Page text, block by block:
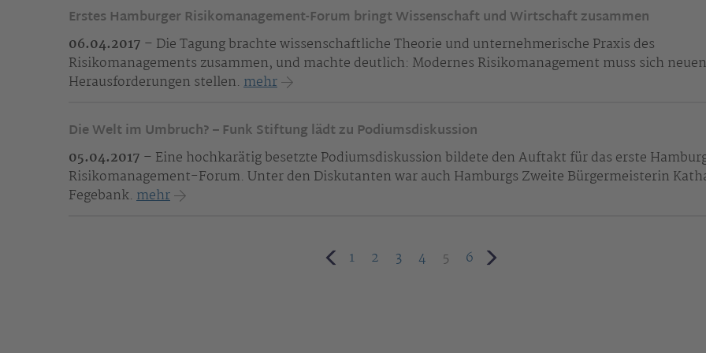
Erstes Hamburger Risikomanagement-Forum bringt Wissenschaft und Wirtschaft zusammen
06.04.2017 – Die Tagung brachte wissenschaftliche Theorie und unternehmerische Praxis des
Risikomanagements zusammen, und machte deutlich: Modernes Risikomanagement muss sich neuen
Herausforderungen stellen. mehr
Die Welt im Umbruch? – Funk Stiftung lädt zu Podiumsdiskussion
05.04.2017 – Eine hochkarätig besetzte Podiumsdiskussion bildete den Auftakt für das erste
Risikomanagement-Forum. Unter den Diskutanten war auch Hamburgs Zweite Bürgermeisterin
Fegebank. mehr
1 2 3 4 5 6